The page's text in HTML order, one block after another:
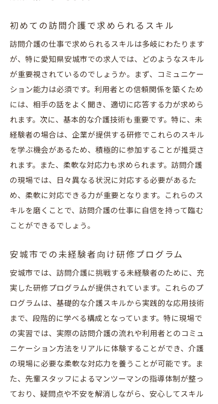
初めての訪問介護で求められるスキル
訪問介護の仕事で求められるスキルは多岐にわたります
が、特に愛知県安城市での求人では、どのようなスキル
が重要視されているのでしょうか。まず、コミュニケー
ション能力は必須です。利用者との信頼関係を築くため
には、相手の話をよく聞き、適切に応答する力が求めら
れます。次に、基本的な介護技術も重要です。特に、未
経験者の場合は、企業が提供する研修でこれらのスキル
を学ぶ機会があるため、積極的に参加することが推奨さ
れます。また、柔軟な対応力も求められます。訪問介護
の現場では、日々異なる状況に対応する必要があるた
め、柔軟に対応できる力が重要となります。これらのス
キルを磨くことで、訪問介護の仕事に自信を持って臨む
ことができるでしょう。
安城市での未経験者向け研修プログラム
安城市では、訪問介護に挑戦する未経験者のために、充
実した研修プログラムが提供されています。これらのプ
ログラムは、基礎的な介護スキルから実践的な応用技術
まで、段階的に学べる構成となっています。特に現場で
の実習では、実際の訪問介護の流れや利用者とのコミュ
ニケーション方法をリアルに体験することができ、介護
の現場に必要な柔軟な対応力を養うことが可能です。ま
た、先輩スタッフによるマンツーマンの指導体制が整っ
ており、疑問点や不安を解消しながら、安心してスキル